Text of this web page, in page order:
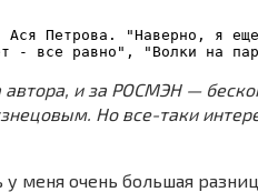
Ася Петрова. "Наверно, я
- все равно", "Волки на
автора, и за РОСМЭН —
Но все-таки
меня очень большая